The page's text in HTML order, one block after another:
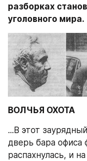
разборках
уголовного мира.
ВОЛЧЬЯ ОХОТА
...В этот
дверь бара
распахнулась, и